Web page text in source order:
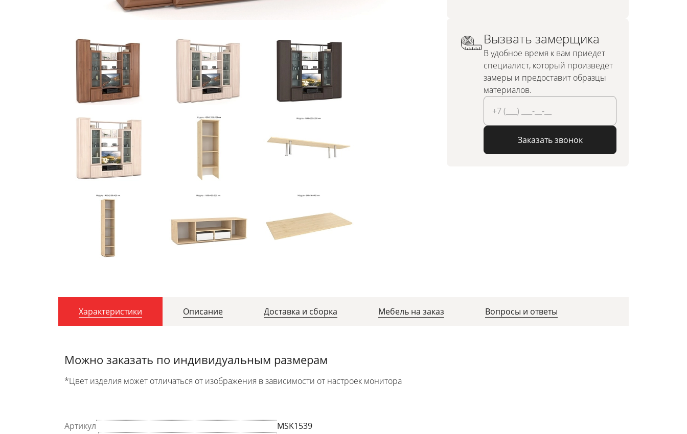
Вызвать замерщика
В удобное время к вам приедет
специалист, который произведёт
замеры и предоставит образцы
материалов.
Заказать звонок
Характеристики Описание Доставка и сборка Мебель на заказ Вопросы и ответы
Можно заказать по индивидуальным размерам
*Цвет изделия может отличаться от изображения в зависимости от настроек монитора
Артикул
MSK1539